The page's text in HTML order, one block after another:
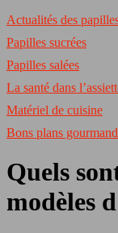
Actualités des
Papilles sucrées
Papilles salées
La santé dans
Matériel de cuisine
Bons plans
Quels
modèles